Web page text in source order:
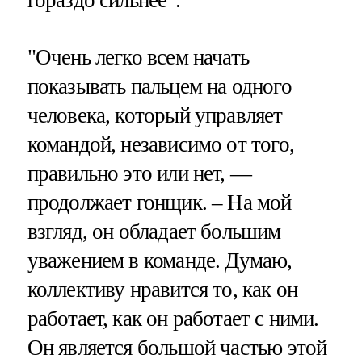
"Очень легко всем начать
показывать пальцем на одного
человека, который управляет
командой, независимо от того,
правильно это или нет, —
продолжает гонщик. – На мой
взгляд, он обладает большим
уважением в команде. Думаю,
коллективу нравится то, как он
работает, как он работает с ними.
Он является большой частью этой